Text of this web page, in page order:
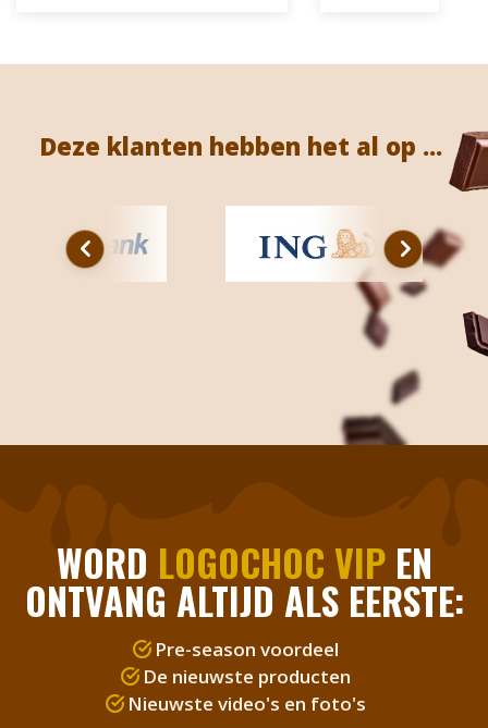
Deze klanten hebben het al op ...
WORD LOGOCHOC VIPEN
ONTVANG ALTIJD ALS EERSTE:
Pre-season voordeel
De nieuwste producten
Nieuwste video's en foto's